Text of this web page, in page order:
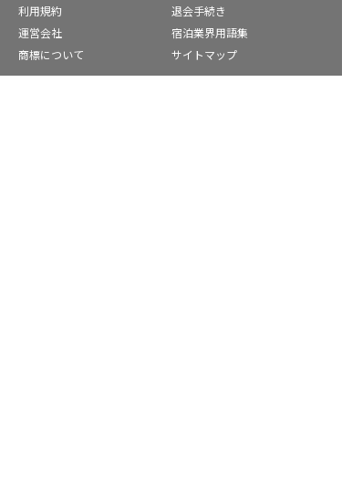
利用規約
退会手続き
運営会社
宿泊業界用語集
商標について
サイトマップ